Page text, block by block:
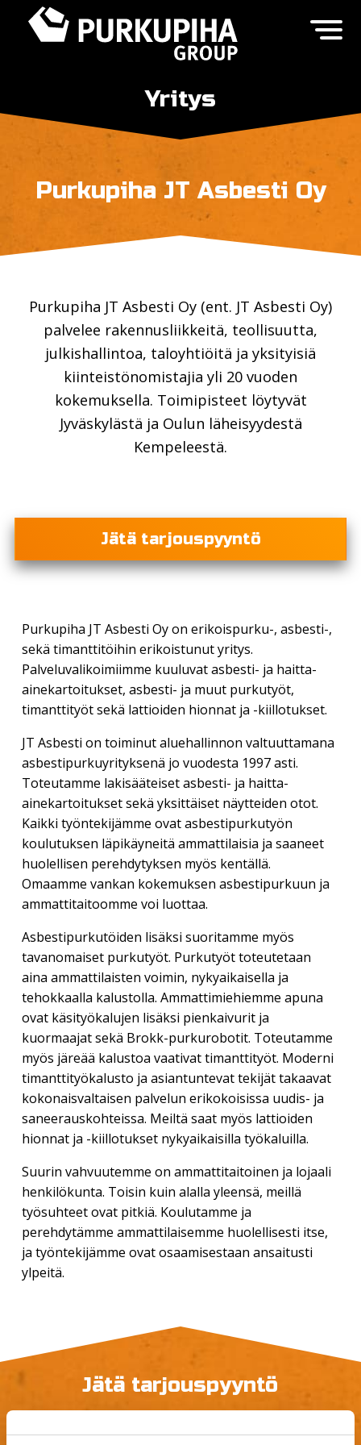
Yritys
Purkupiha JT Asbesti Oy
Purkupiha JT Asbesti Oy (ent. JT Asbesti Oy)
palvelee rakennusliikkeitä, teollisuutta,
julkishallintoa, taloyhtiöitä ja yksityisiä
kiinteistönomistajia yli 20 vuoden
kokemuksella. Toimipisteet löytyvät
Jyväskylästä ja Oulun läheisyydestä
Kempeleestä.
Jätä tarjouspyyntö
Purkupiha JT Asbesti Oy on erikoispurku-, asbesti-,
sekä timanttitöihin erikoistunut yritys.
Palveluvalikoimiimme kuuluvat asbesti- ja haitta-
ainekartoitukset, asbesti- ja muut purkutyöt,
timanttityöt sekä lattioiden hionnat ja -kiillotukset.
JT Asbesti on toiminut aluehallinnon valtuuttamana
asbestipurkuyrityksenä jo vuodesta 1997 asti.
Toteutamme lakisääteiset asbesti- ja haitta-
ainekartoitukset sekä yksittäiset näytteiden otot.
Kaikki työntekijämme ovat asbestipurkutyön
koulutuksen läpikäyneitä ammattilaisia ja saaneet
huolellisen perehdytyksen myös kentällä.
Omaamme vankan kokemuksen asbestipurkuun ja
ammattitaitoomme voi luottaa.
Asbestipurkutöiden lisäksi suoritamme myös
tavanomaiset purkutyöt. Purkutyöt toteutetaan
aina ammattilaisten voimin, nykyaikaisella ja
tehokkaalla kalustolla. Ammattimiehiemme apuna
ovat käsityökalujen lisäksi pienkaivurit ja
kuormaajat sekä Brokk-purkurobotit. Toteutamme
myös järeää kalustoa vaativat timanttityöt. Moderni
timanttityökalusto ja asiantuntevat tekijät takaavat
kokonaisvaltaisen palvelun erikokoisissa uudis- ja
saneerauskohteissa. Meiltä saat myös lattioiden
hionnat ja -kiillotukset nykyaikaisilla työkaluilla.
Suurin vahvuutemme on ammattitaitoinen ja lojaali
henkilökunta. Toisin kuin alalla yleensä, meillä
työsuhteet ovat pitkiä. Koulutamme ja
perehdytämme ammattilaisemme huolellisesti itse,
ja työntekijämme ovat osaamisestaan ansaitusti
ylpeitä.
Jätä tarjouspyyntö